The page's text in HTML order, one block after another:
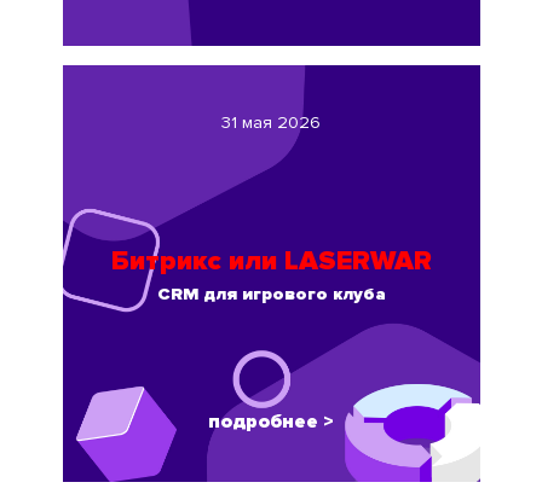
31 мая 2026
Битрикс или LASERWAR
CRM для игрового клуба
подробнее >